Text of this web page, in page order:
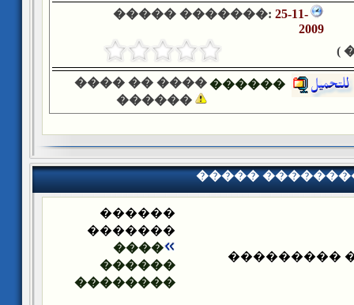
����� �������: 25-11-
2009
���� �� ����
������
������
�����
�����
������
�������
����
������
��������